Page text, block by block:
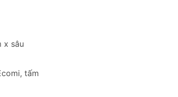
x sâu
tấm